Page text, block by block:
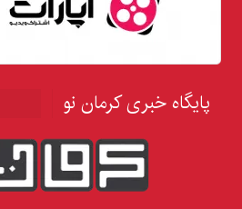
پایگاه خبری کرمان نو